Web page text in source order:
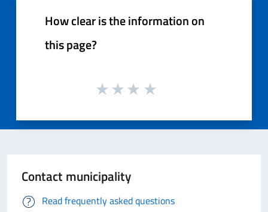
How clear is the information on
this page?
Contact municipality
Read frequently asked questions